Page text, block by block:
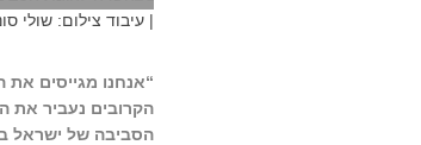
“אנחנו מגייסים את
הקרובים נעביר את
הסביבה של ישראל